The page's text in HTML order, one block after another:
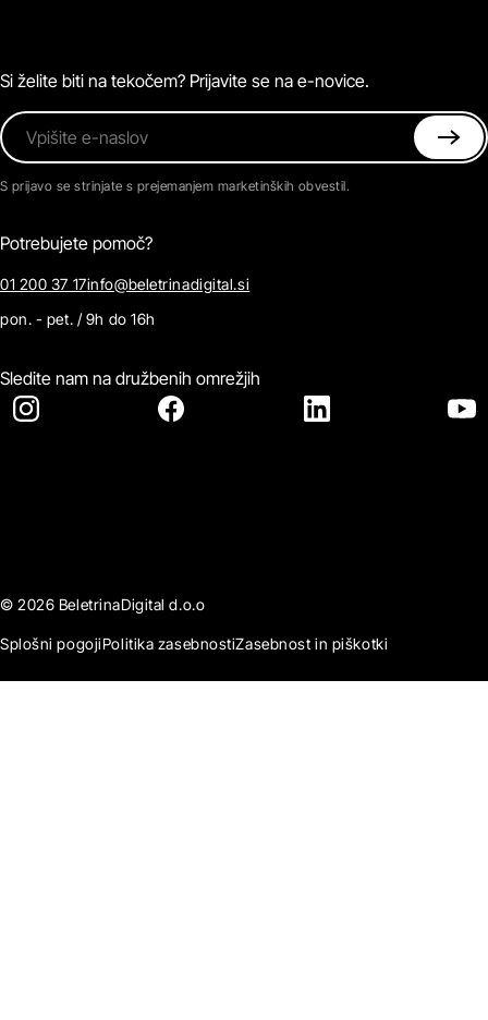
Kontaktirajte nas
Si želite biti na tekočem? Prijavite se na e-novice.
Vpišite e-naslov
S prijavo se strinjate s prejemanjem marketinških obvestil.
Potrebujete pomoč?
01 200 37 17info@beletrinadigital.si
pon. - pet. / 9h do 16h
Sledite nam na družbenih omrežjih
© 2026 BeletrinaDigital d.o.o
Splošni pogojiPolitika zasebnostiZasebnost in piškotki